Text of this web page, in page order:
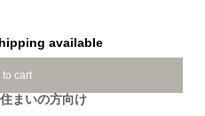
available
to cart
まいの方向け